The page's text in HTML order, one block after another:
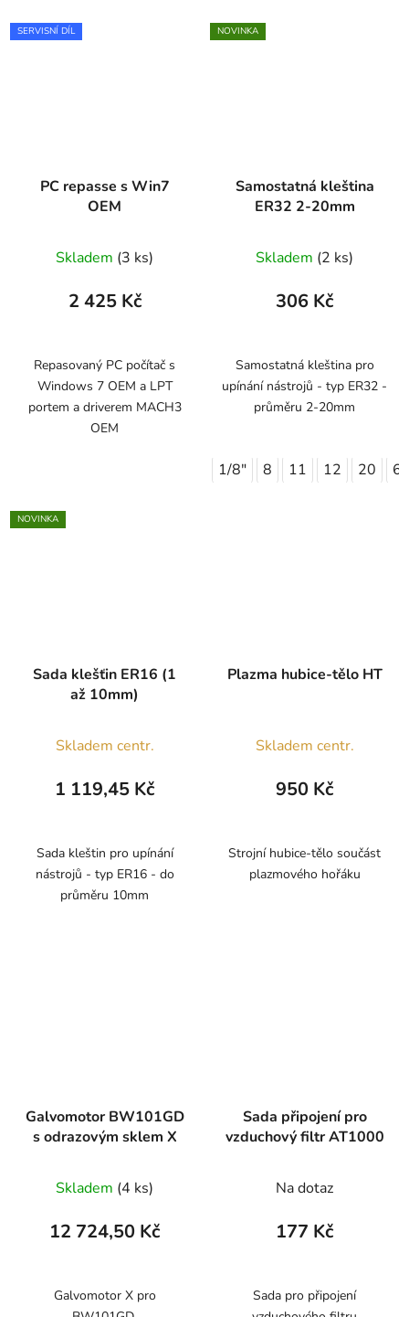
SERVISNÍ DÍL
PC repasse s Win7
OEM
Skladem (3 ks)
2 425 Kč
Repasovaný PC počítač s
Windows 7 OEM a LPT
portem a driverem MACH3
OEM
NOVINKA
Samostatná kleština
ER32 2-20mm
Skladem (2 ks)
306 Kč
Samostatná kleština pro
upínání nástrojů - typ ER32 -
průměru 2-20mm
1/8" 8 11 12 20
NOVINKA
Sada klešťin ER16 (1
až 10mm)
Skladem centr.
1 119,45 Kč
Sada kleštin pro upínání
nástrojů - typ ER16 - do
průměru 10mm
Plazma hubice-tělo HT
Skladem centr.
950 Kč
Strojní hubice-tělo součást
plazmového hořáku
Galvomotor BW101GD
s odrazovým sklem X
Skladem (4 ks)
12 724,50 Kč
Galvomotor X pro
Sada připojení pro
vzduchový filtr AT1000
Na dotaz
177 Kč
Sada pro připojení